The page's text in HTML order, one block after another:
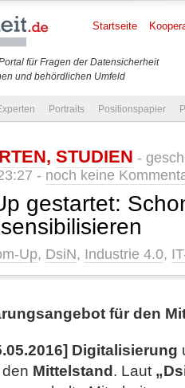
für Fragen der Datensicherheit
und behördlichen Umfeld
Startseite
Portraits Positionspapier
, STUDIEN -
- noch keine
gestartet:
Up, DsiN, Industrie 4.0,
für den
Digitalisierung
Mittelstand . Laut